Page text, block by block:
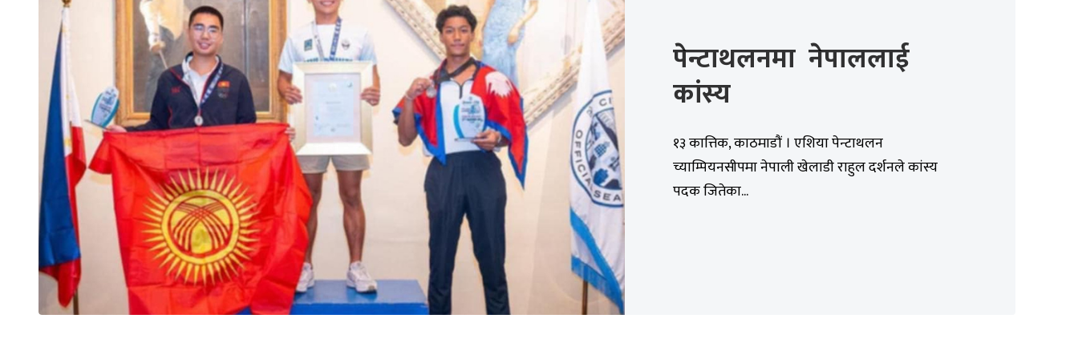
पेन्टाथलनमा नेपाललाई
कांस्य
१३ कात्तिक, काठमाडौं । एशिया पेन्टाथलन
च्याम्पियनसीपमा नेपाली खेलाडी राहुल दर्शनले कांस्य
पदक जितेका...